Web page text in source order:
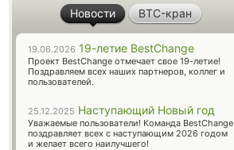
Новости BTC-кран
19.06.2026 19-летие BestChange
Проект BestChange отмечает свое 19-летие!
Поздравляем всех наших партнеров, коллег и
пользователей.
25.12.2025 Наступающий Новый год
Уважаемые пользователи! Команда BestChange
поздравляет всех с наступающим 2026 годом
и желает всего наилучшего!